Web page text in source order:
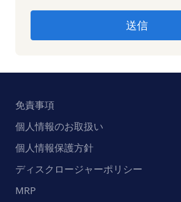
免責事項
個人情報のお取扱い
個人情報保護方針
ディスクロージャーポリシー
MRP